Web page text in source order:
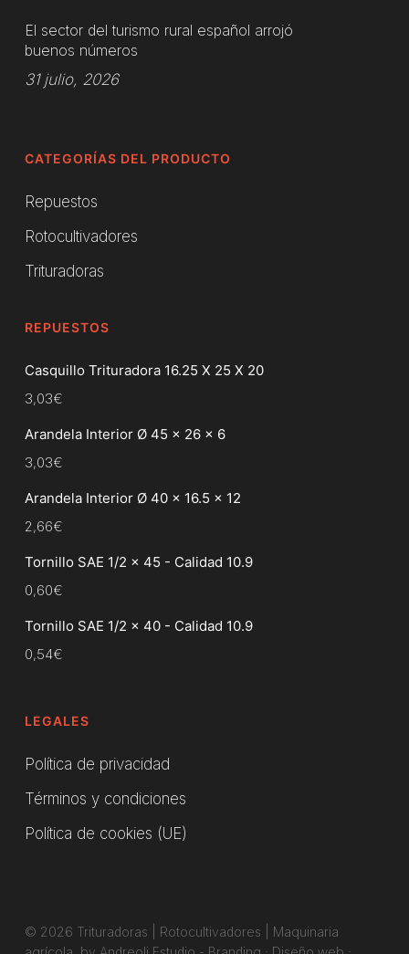
El sector del turismo rural español arrojó
buenos números
31 julio, 2026
CATEGORÍAS DEL PRODUCTO
Repuestos
Rotocultivadores
Trituradoras
REPUESTOS
Casquillo Trituradora 16.25 X 25 X 20
3,03€
Arandela Interior Ø 45 x 26 x 6
3,03€
Arandela Interior Ø 40 x 16.5 x 12
2,66€
Tornillo SAE 1/2 x 45 - Calidad 10.9
0,60€
Tornillo SAE 1/2 x 40 - Calidad 10.9
0,54€
LEGALES
Política de privacidad
Términos y condiciones
Política de cookies (UE)
© 2026 Trituradoras | Rotocultivadores | Maquinaria